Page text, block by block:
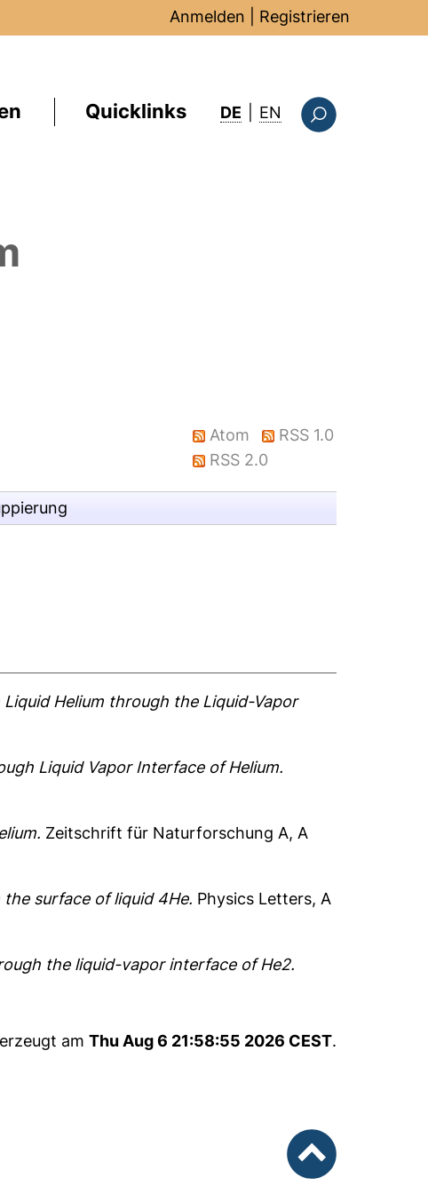
Anmelden Registrieren
Quicklinks DE EN : this page in
Atom
RSS 1.0
RSS 2.0
Helium through the Liquid-Vapor
Liquid Vapor Interface of Helium.
Zeitschrift für Naturforschung A, A
surface of liquid 4He. Physics Letters, A
the liquid-vapor interface of He2.
am Thu Aug 6 21:58:55 2026 CEST.